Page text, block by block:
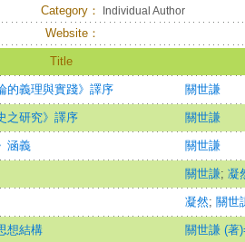
Category： Individual Author
Website：
Title
的義理與實踐》譯序 關世謙
之研究》譯序 關世謙
涵義 關世謙
關世謙; 凝
凝然; 關世
想結構 關世謙 (著